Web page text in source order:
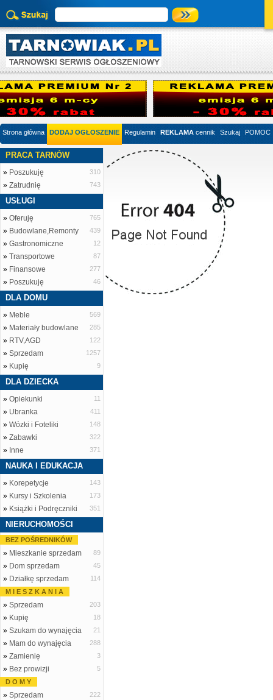
Strona główna DODAJ OGŁOSZENIE Regulamin REKLAMA cennik Szukaj POMOC
PRACA TARNÓW
» Poszukuję 310
» Zatrudnię 743
USŁUGI
» Oferuję 765
» Budowlane,Remonty 439
» Gastronomiczne 12
» Transportowe 87
» Finansowe 277
» Poszukuję 46
DLA DOMU
» Meble 569
» Materiały budowlane 285
» RTV,AGD 122
» Sprzedam 1257
» Kupię 9
DLA DZIECKA
» Opiekunki 11
» Ubranka 411
» Wózki i Foteliki 148
» Zabawki 322
» Inne 371
NAUKA I EDUKACJA
» Korepetycje 143
» Kursy i Szkolenia 173
» Książki i Podręczniki 351
NIERUCHOMOŚCI
BEZ POŚREDNIKÓW
» Mieszkanie sprzedam 89
» Dom sprzedam 45
» Działkę sprzedam
114
M I E S Z K A N I A
» Sprzedam 203
» Kupię 18
» Szukam do wynajęcia 21
» Mam do wynajęcia 288
» Zamienię 3
» Bez prowizji
5
D O M Y
» Sprzedam 222